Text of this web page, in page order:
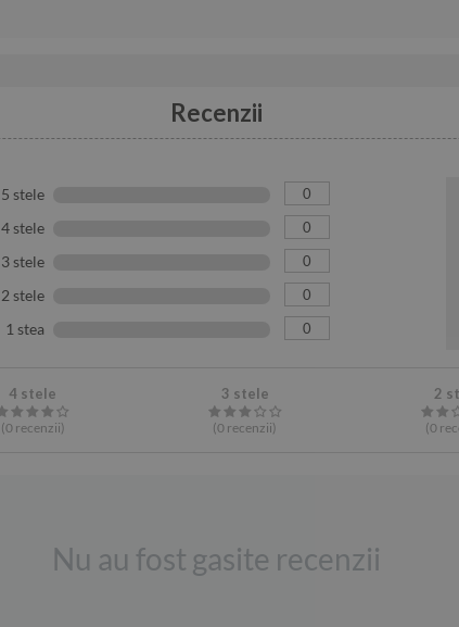
Recenzii
5 stele 0
4 stele 0
3 stele 0
2 stele 0
1 stea 0
4 stele
(0recenzii)
3 stele
(0 recenzii)
2
(0
Nu au fost gasite recenzii